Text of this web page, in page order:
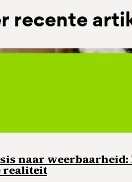
recente
naar weerbaarheid:
realiteit